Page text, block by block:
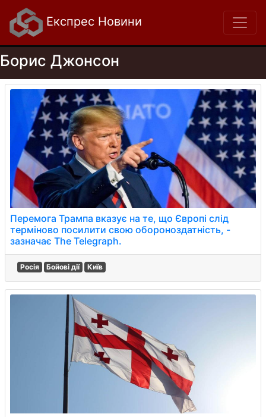
Експрес Новини
Борис Джонсон
Перемога Трампа вказує на те, що Європі слід
терміново посилити свою обороноздатність, -
зазначає The Telegraph.
Росія Бойові дії Київ